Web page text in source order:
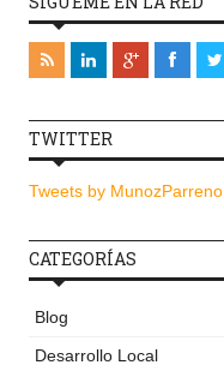
TWITTER
Tweets by MunozParreno
CATEGORÍAS
Blog
Desarrollo Local